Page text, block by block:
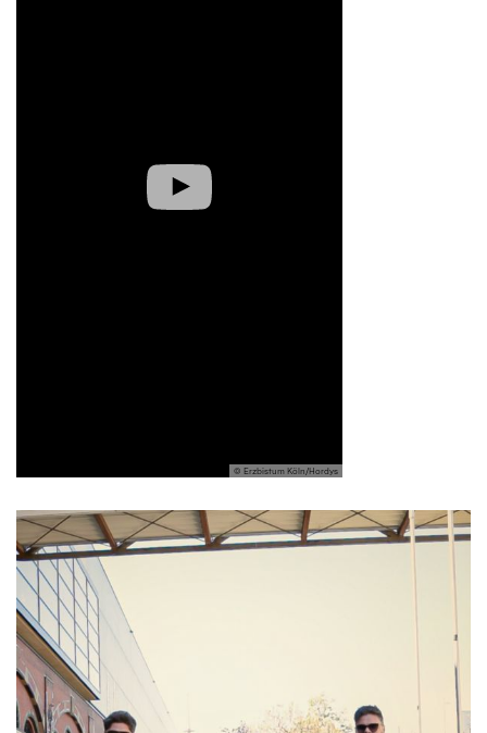
© Erzbistum Köln/Hordys